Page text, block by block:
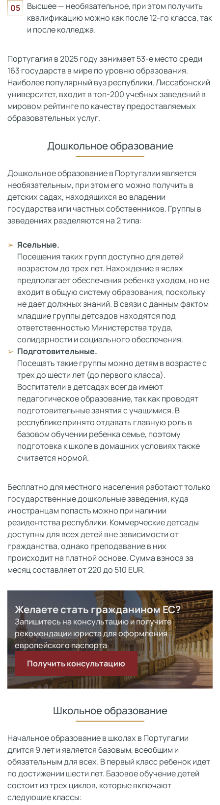
Высшее — необязательное, при этом получить
квалификацию можно как после 12-го класса, так
и после колледжа.
Португалия в 2025 году занимает 53-е место среди
163 государств в мире по уровню образования.
Наиболее популярный вуз республики, Лиссабонский
университет, входит в топ-200 учебных заведений в
мировом рейтинге по качеству предоставляемых
образовательных услуг.
Дошкольное образование
Дошкольное образование в Португалии является
необязательным, при этом его можно получить в
детских садах, находящихся во владении
государства или частных собственников. Группы в
заведениях разделяются на 2 типа:
Ясельные.
Посещения таких групп доступно для детей
возрастом до трех лет. Нахождение в яслях
предполагает обеспечения ребенка уходом, но не
входит в общую систему образования, поскольку
не дает должных знаний. В связи с данным фактом
младшие группы детсадов находятся под
ответственностью Министерства труда,
солидарности и социального обеспечения.
Подготовительные.
Посещать такие группы можно детям в возрасте с
трех до шести лет (до первого класса).
Воспитатели в детсадах всегда имеют
педагогическое образование, так как проводят
подготовительные занятия с учащимися. В
республике принято отдавать главную роль в
базовом обучении ребенка семье, поэтому
подготовка к школе в домашних условиях также
считается нормой.
Бесплатно для местного населения работают только
государственные дошкольные заведения, куда
иностранцам попасть можно при наличии
резидентства республики. Коммерческие детсады
доступны для всех детей вне зависимости от
гражданства, однако преподавание в них
происходит на платной основе. Сумма взноса за
месяц составляет от 220 до 510 EUR.
Желаете стать гражданином ЕС?
Запишитесь на консультацию и получите
рекомендации юриста для оформления
европейского паспорта
Получить консультацию
Школьное образование
Начальное образование в школах в Португалии
длится 9 лет и является базовым, всеобщим и
обязательным для всех. В первый класс ребенок идет
по достижении шести лет. Базовое обучение детей
состоит из трех циклов, которые включают
следующие классы: